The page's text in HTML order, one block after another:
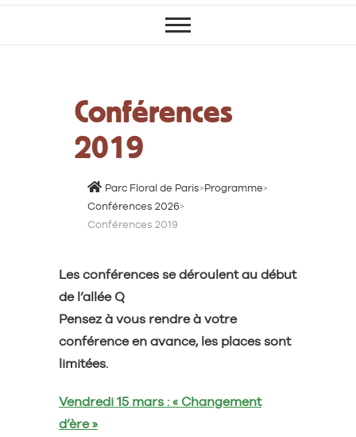
Conférences
2019
Parc Floral de Paris>Programme>
Conférences 2026>
Conférences 2019
Les conférences se déroulent au début
de l’allée Q
Pensez à vous rendre à votre
conférence en avance, les places sont
limitées.
Vendredi 15 mars : « Changement
d’ère »